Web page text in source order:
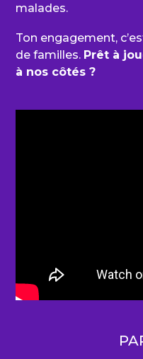
malades.
Ton engagement,
de familles. Prêt à
à nos côtés ?